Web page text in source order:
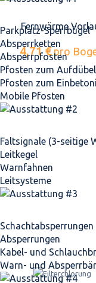
Parkplatz-Sperrbügel
Absperrketten
Absperrpfosten
Pfosten zum
Pfosten zum
Mobile Pfosten
Faltsignale (3-seitige
Leitkegel
Warnfahnen
Leitsysteme
Schacht­absperrungen
Absperrungen
Kabel- und
Warn- und
Fernwärme
4,71 € pro